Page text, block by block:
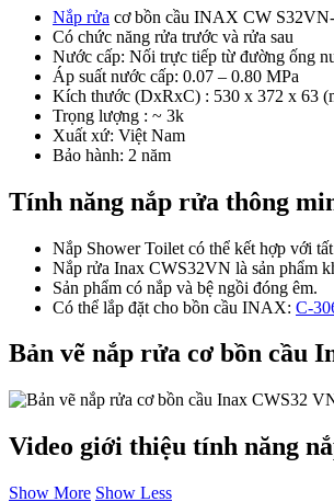
Nắp rửa cơ bồn cầu INAX CW
Có chức năng rửa trước và rửa sau
Nước cấp: Nối trực tiếp từ đường ống
Áp suất nước cấp: 0.07 – 0.80 MPa
Kích thước (DxRxC) : 530 x 372 x 63
Trọng lượng : ~ 3k
Xuất xứ: Việt Nam
Bảo hành: 2 năm
Tính năng nắp rửa thông
Nắp Shower Toilet có thể kết hợp với
Nắp rửa Inax CWS32VN là sản phẩm
Sản phẩm có nắp và bệ ngồi đóng êm.
Có thể lắp đặt cho bồn cầu INAX: C-
Bản vẽ nắp rửa cơ bồn cầu
Video giới thiệu tính năng
Show More Show Less